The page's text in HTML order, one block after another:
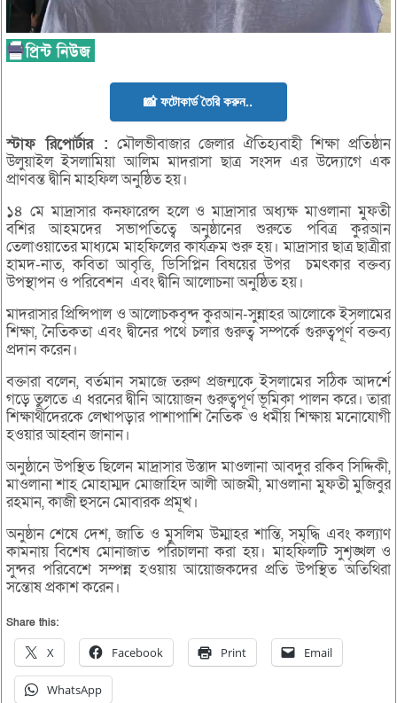
📸 ফটোকার্ড তৈরি করুন..
স্টাফরিপোর্টার : মৌলভীবাজার জেলার ঐতিহ্যবাহী শিক্ষা প্রতিষ্ঠান
উলুয়াইল ইসলামিয়া আলিম মাদরাসা ছাত্র সংসদ এর উদ্যোগে এক
প্রাণবন্ত দ্বীনি মাহফিল অনুষ্ঠিত হয়।
১৪ মে মাদ্রাসার কনফারেন্স হলে ও মাদ্রাসার অধ্যক্ষ মাওলানা মুফতী
বশির আহমদের সভাপতিত্বে অনুষ্ঠানের শুরুতে পবিত্র কুরআন
তেলাওয়াতের মাধ্যমে মাহফিলের কার্যক্রম শুরু হয়। মাদ্রাসার ছাত্র ছাত্রীরা
হামদ-নাত, কবিতা আবৃত্তি, ডিসিপ্লিন বিষয়ের উপর চমৎকার বক্তব্য
উপস্থাপন ও পরিবেশন এবং দ্বীনি আলোচনা অনুষ্ঠিত হয়।
মাদরাসার প্রিন্সিপাল ও আলোচকবৃন্দ কুরআন-সুন্নাহর আলোকে ইসলামের
শিক্ষা, নৈতিকতা এবং দ্বীনের পথে চলার গুরুত্ব সম্পর্কে গুরুত্বপূর্ণ বক্তব্য
প্রদান করেন।
বক্তারা বলেন, বর্তমান সমাজে তরুণ প্রজন্মকে ইসলামের সঠিক আদর্শে
গড়ে তুলতে এ ধরনের দ্বীনি আয়োজন গুরুত্বপূর্ণ ভূমিকা পালন করে। তারা
শিক্ষার্থীদেরকে লেখাপড়ার পাশাপাশি নৈতিক ও ধর্মীয় শিক্ষায় মনোযোগী
হওয়ার আহ্বান জানান।
অনুষ্ঠানে উপস্থিত ছিলেন মাদ্রাসার উস্তাদ মাওলানা আবদুর রকিব সিদ্দিকী,
মাওলানা শাহ মোহাম্মদ মোজাহিদ আলী আজমী, মাওলানা মুফতী মুজিবুর
রহমান, কাজী হুসনে মোবারক প্রমূখ।
অনুষ্ঠান শেষে দেশ, জাতি ও মুসলিম উম্মাহর শান্তি, সমৃদ্ধি এবং কল্যাণ
কামনায় বিশেষ মোনাজাত পরিচালনা করা হয়। মাহফিলটি সুশৃঙ্খল ও
সুন্দর পরিবেশে সম্পন্ন হওয়ায় আয়োজকদের প্রতি উপস্থিত অতিথিরা
সন্তোষ প্রকাশ করেন।
Share this:
X Facebook Print Email
WhatsApp